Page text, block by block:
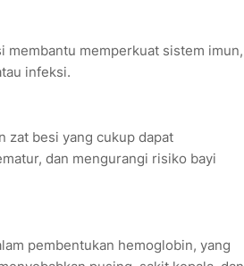
membantu memperkuat sistem imun,
infeksi.
zat besi yang cukup dapat
dan mengurangi risiko bayi
pembentukan hemoglobin, yang